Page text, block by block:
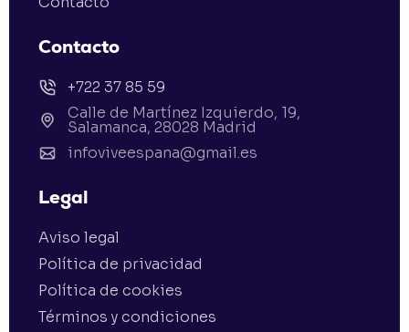
Contacto
+722 37 85 59
Calle de Martínez Izquierdo, 19,
Salamanca, 28028 Madrid
infoviveespana@gmail.es
Legal
Aviso legal
Política de privacidad
Política de cookies
Términos y condiciones